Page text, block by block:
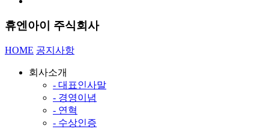
휴엔아이 주식회사
HOME 공지사항
회사소개
- 대표인사말
- 경영이념
- 연혁
- 수상인증